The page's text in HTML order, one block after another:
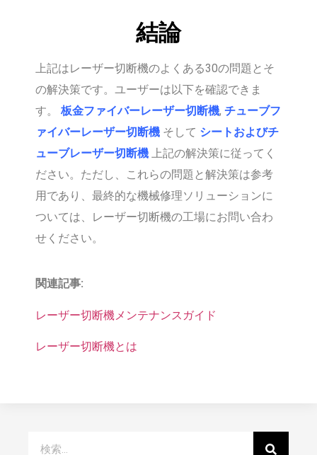
結論
上記はレーザー切断機のよくある30の問題とそ
の解決策です。ユーザーは以下を確認できま
す。 板金ファイバーレーザー切断機, チューブフ
ァイバーレーザー切断機 そして シートおよびチ
ューブレーザー切断機 上記の解決策に従ってく
ださい。ただし、これらの問題と解決策は参考
用であり、最終的な機械修理ソリューションに
ついては、レーザー切断機の工場にお問い合わ
せください。
関連記事:
レーザー切断機メンテナンスガイド
レーザー切断機とは